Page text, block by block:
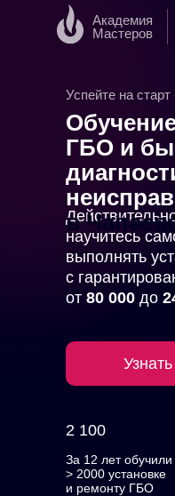
научитесь
выполнять
с
от 80 000 до
2 100
За 12 лет обучили
> 2000 установке
и ремонту ГБО
ГБО и
в
Академия
Мастеров
Успейте на